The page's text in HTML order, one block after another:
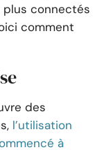
plus connectés
comment
des
l’utilisation
à